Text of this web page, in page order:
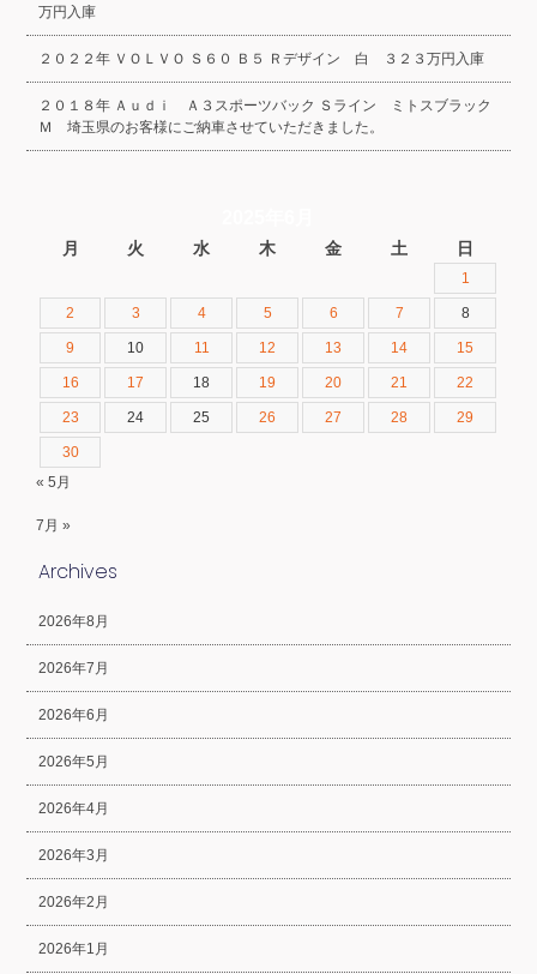
万円入庫
２０２２年 ＶＯＬＶＯ Ｓ６０ Ｂ５ Ｒデザイン 白 ３２３万円入庫
２０１８年 Ａｕｄｉ Ａ３スポーツバック Ｓライン ミトスブラック
Ｍ 埼玉県のお客様にご納車させていただきました。
月 火 水 木 金 土 日
1
2 3 4 5 6 7 8
9 10 11 12 13 14 15
16 17 18 19 20 21 22
23 24 25 26 27 28 29
30
« 5月
7月 »
Archives
2026年8月
2026年7月
2026年6月
2026年5月
2026年4月
2026年3月
2026年2月
2026年1月